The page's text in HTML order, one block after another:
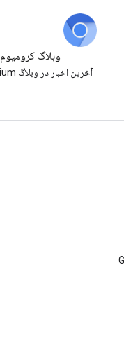
وبلاگ کرومیوم
آخرین اخبار در وبلاگ Chromium.